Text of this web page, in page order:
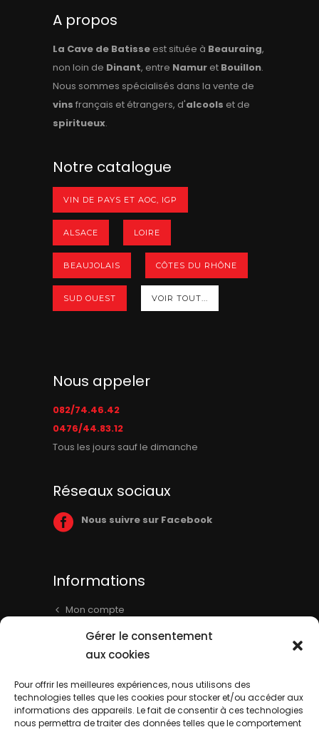
Gérer le consentement
aux cookies
Pour offrir les meilleures expériences, nous utilisons des
technologies telles que les cookies pour stocker et/ou accéder aux
informations des appareils. Le fait de consentir à ces technologies
nous permettra de traiter des données telles que le comportement
A propos
La Cave de Batisse est située à Beauraing,
non loin de Dinant, entre Namur et Bouillon.
Nous sommes spécialisés dans la vente de
vins français et étrangers, d'alcools et de
spiritueux.
Notre catalogue
VIN DE PAYS ET AOC, IGP
ALSACE LOIRE
BEAUJOLAIS CÔTES DU RHÔNE
SUD OUEST VOIR TOUT...
Nous appeler
082/74.46.42
0476/44.83.12
Tous les jours sauf le dimanche
Réseaux sociaux
Nous suivre sur Facebook
Informations
Mon compte
Panier
Livraison & Informations
Conditions générales
Contact